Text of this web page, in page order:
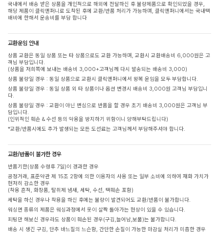
국내에서 배송 받은 상품을 개인적으로 해외에 전달하신 후 불량제품으로 확인되었을 경우,
해당 제품이 클릭앤퍼니로 도착된 후에 교환/반품 처리가 가능하며, 클릭앤퍼니에서는 국내택
배비에 한해서 운송비를 부담 합니다
교환운임 안내
상품 교환은 동일 상품 또는 타 상품으로도 교환 가능하며, 교환시 교환배송비 6,000원은 고
객님 부담입니다.
(상품을 저희쪽에 보내는 배송비 3,000+고객님께 다시 발송되는 배송비 3,000)
상품 불량일 경우 : 동일 상품으로 교환시 클릭앤퍼니에서 왕복 운임을 모두 부담합니다.
상품 불량일 경우 : 동일 상품 외 타 상품이나 옵션 변경시 배송비 3,000원 고객님 부담입니
다.
상품 불량일 경우 : 교환이 아닌 변심으로 반품을 할 경우 초기 배송비 3,000원은 고객님 부
담입니다.
(인위적인 훼손 & 수선 등의 악용을 방지하기 위함이니 양해부탁드립니다)
*교환/반품시에도 추가 발생되는 모든 도선료는 고객님께서 부담해주셔야 합니다.
교환/반품이 불가한 경우
반품기한(상품 수령후 7일)이 경과한 경우
공정거래, 표준약관 제 15조 2항에 의한 이용자의 사용 또는 일부 소비에 의하여 재화 가치가
현저히 감소한 경우
(착용 흔적, 화장품, 탈취제 냄새, 세탁, 수선, 택훼손 포함)
세탁을 하신 경우나 착용을 하신 후에는 불량이 발견되어도 교환/반품이 불가합니다.
워싱면 종류의 제품은 워싱과정에서 옷이 살짝 돌아가는 현상이 있을 수 있습니다.
피팅만 해보신 경우라도 상품이 훼손된 경우(구김,늘어남,보풀)는 불가합니다.
배송 시 생긴 구김, 단추 바느질의 느슨함, 간단한 손질이 가능한 마감실 처리가 미흡한 경우